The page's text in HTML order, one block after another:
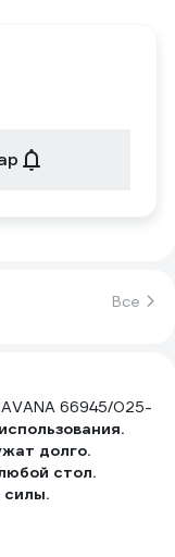
Все
66945/025-
долго.
стол.
силы.